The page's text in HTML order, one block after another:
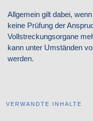
VERWANDTE INHALTE
Allgemein gilt dabei,
keine Prüfung der
Vollstreckungsorgane
kann unter Umständen
werden.